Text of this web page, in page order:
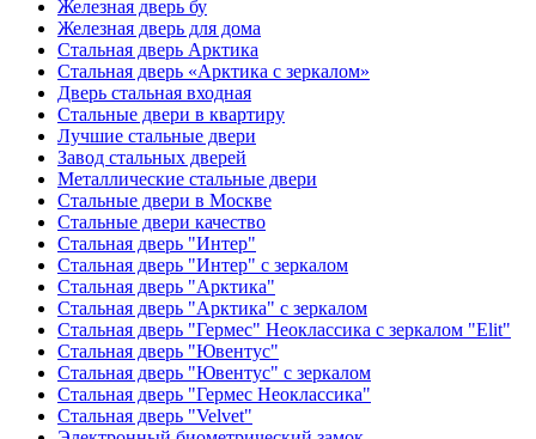
Железная дверь бу
Железная дверь для дома
Стальная дверь Арктика
Стальная дверь «Арктика с зеркалом»
Дверь стальная входная
Стальные двери в квартиру
Лучшие стальные двери
Завод стальных дверей
Металлические стальные двери
Стальные двери в Москве
Стальные двери качество
Стальная дверь "Интер"
Стальная дверь "Интер" с зеркалом
Стальная дверь "Арктика"
Стальная дверь "Арктика" с зеркалом
Стальная дверь "Гермес" Неоклассика с зеркалом "Elit"
Стальная дверь "Ювентус"
Стальная дверь "Ювентус" с зеркалом
Стальная дверь "Гермес Неоклассика"
Стальная дверь "Velvet"